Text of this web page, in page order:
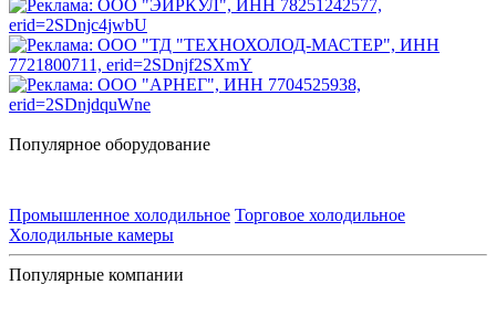
Популярное оборудование
Промышленное холодильное Торговое холодильное
Холодильные камеры
Популярные компании